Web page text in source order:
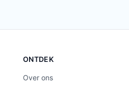
ONTDEK
Over ons